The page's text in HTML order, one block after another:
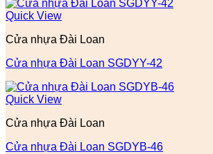
Quick View
Cửa nhựa Đài Loan
Cửa nhựa Đài Loan SGDYY-42
Quick View
Cửa nhựa Đài Loan
Cửa nhựa Đài Loan SGDYB-46